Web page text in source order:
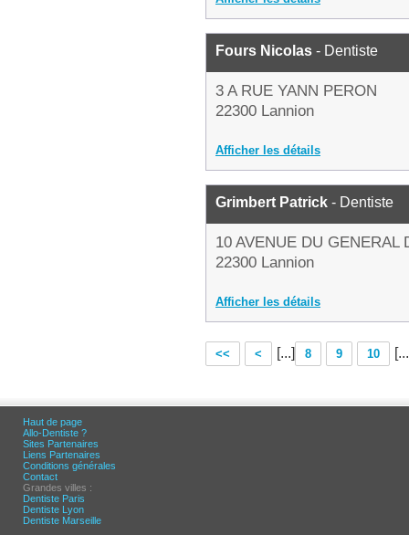
Fours Nicolas - Dentiste
3 A RUE YANN PERON
22300 Lannion
Afficher les détails
Grimbert Patrick - Dentiste
10 AVENUE DU GENERAL
22300 Lannion
Afficher les détails
<< < [...] 8 9 10
Haut de page
Allo-Dentiste ?
Sites Partenaires
Liens Partenaires
Conditions générales
Contact
Grandes villes :
Dentiste Paris
Dentiste Lyon
Dentiste Marseille